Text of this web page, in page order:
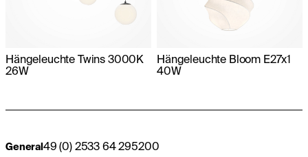
Hängeleuchte Twins 3000K
26W
Hängeleuchte Bloom E27x1
40W
General49 (0) 2533 64 295200